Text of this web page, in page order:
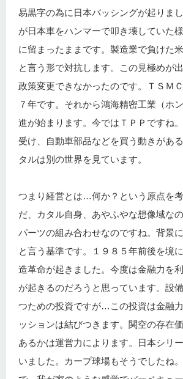
易黒字の為に日本バッシングが起りま
が日本車をハンマーで叩き壊していた
に留まったままです。製造業で負けた
と言う形で対抗します。この見極めが
政策変更できなかったのです。ＴＳＭ
７年です。それから鴻海精密工業（ホ
進が始まります。今ではＴＰＰですね
受け、自動車部品などを買う動きがあ
タルは別の世界を見ています。
つまり経営とは…何か？という原点を
だ、カタル自身、あやふやな想像域な
パーツの組み合わせなのですね。背景
と言う基準です。１９８５年前後を境
造革命が起きました。今度は金融力を
が起きるのだろうと思っています。設
つための投資ですが…この投資は金融
ッションは結びつきます。関空の存在
あるかは運営力によります。日本シリ
いました。カープ球場もそうでしたね